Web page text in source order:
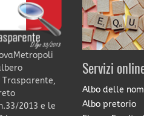
2013 e le
Servizi
Albo delle
Albo pretorio